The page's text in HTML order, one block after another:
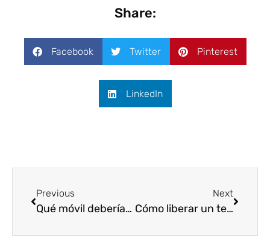
Share:
Facebook Twitter Pinterest
LinkedIn
Previous
Qué móvil deberíamos comprar en 2021: Comparación entre iOS vs. Android
Next
Cómo liberar un teléfono móvil: Paso a Paso